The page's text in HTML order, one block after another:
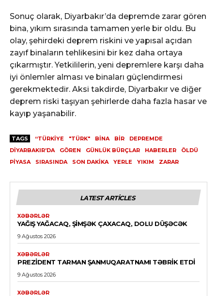
Sonuç olarak, Diyarbakır’da depremde zarar gören
bina, yıkım sırasında tamamen yerle bir oldu. Bu
olay, şehirdeki deprem riskini ve yapısal açıdan
zayıf binaların tehlikesini bir kez daha ortaya
çıkarmıştır. Yetkililerin, yeni depremlere karşı daha
iyi önlemler alması ve binaları güçlendirmesi
gerekmektedir. Aksi takdirde, Diyarbakır ve diğer
deprem riski taşıyan şehirlerde daha fazla hasar ve
kayıp yaşanabilir.
TAGS “TÜRKIYE "TÜRK" BINA BIR
DEPREMDE
DIYARBAKIR’DA
GÖREN GÜNLÜK BÜRÇLAR HABERLER
ÖLDÜ
PIYASA
SIRASINDA SON DAKIKA YERLE YIKIM ZARAR
LATEST ARTICLES
XƏBƏRLƏR
YAĞIŞ YAĞACAQ, ŞIMŞƏK ÇAXACAQ, DOLU DÜŞƏCƏK
9 Ağustos 2026
XƏBƏRLƏR
PREZIDENT TARMAN ŞANMUQARATNAMI TƏBRIK ETDI
9 Ağustos 2026
XƏBƏRLƏR